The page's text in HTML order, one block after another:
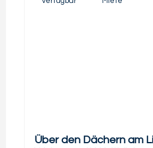
Über den Dächern am